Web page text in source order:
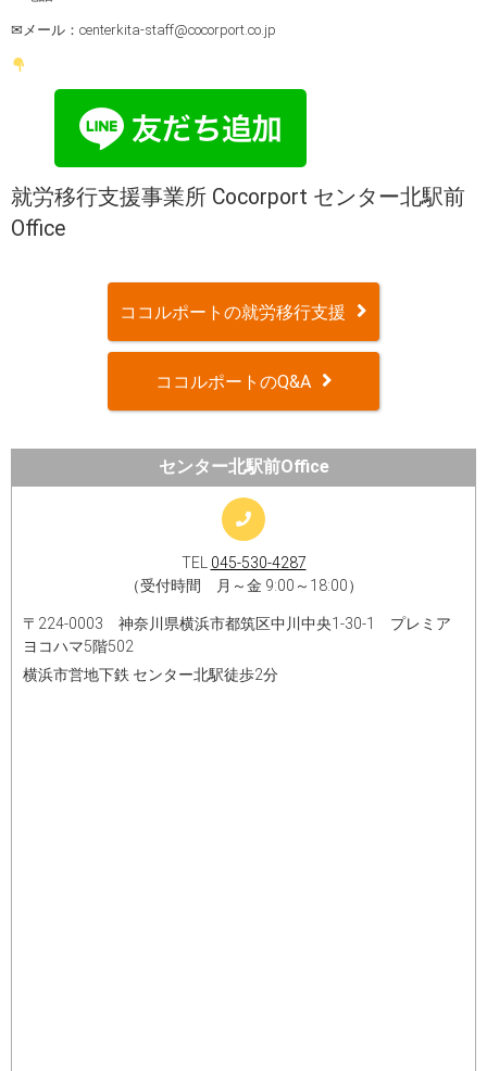
✉メール：centerkita-staff@cocorport.co.jp
就労移行支援事業所 Cocorport センター北駅前
Office
ココルポートの就労移行支援
ココルポートのQ&A
センター北駅前Office
TEL 045-530-4287
（受付時間 月～金 9:00～18:00）
〒224-0003 神奈川県横浜市都筑区中川中央1-30-1 プレミア
ヨコハマ5階502
横浜市営地下鉄 センター北駅徒歩2分